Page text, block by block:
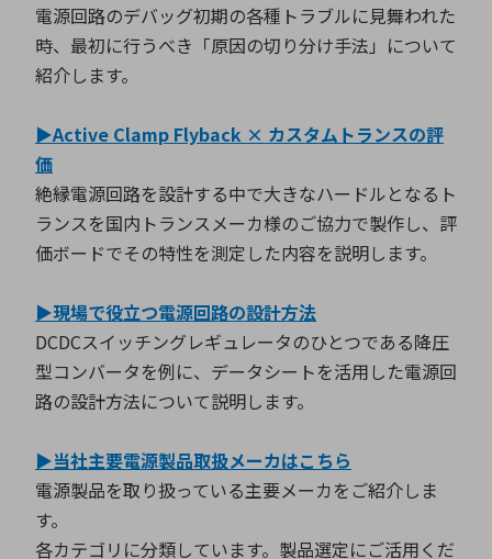
半導体・電子部品小ロット
電源回路のデバッグ初期の各種トラブルに見舞われた
時、最初に行うべき「原因の切り分け手法」について
紹介します。
▶Active Clamp Flyback × カスタムトランスの評
価
絶縁電源回路を設計する中で大きなハードルとなるト
ランスを国内トランスメーカ様のご協力で製作し、評
価ボードでその特性を測定した内容を説明します。
▶現場で役立つ電源回路の設計方法
DCDCスイッチングレギュレータのひとつである降圧
型コンバータを例に、データシートを活用した電源回
路の設計方法について説明します。
▶当社主要電源製品取扱メーカはこちら
電源製品を取り扱っている主要メーカをご紹介しま
す。
各カテゴリに分類しています。製品選定にご活用くだ